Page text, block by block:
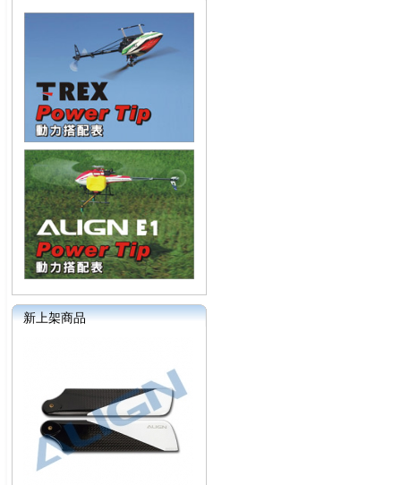
新上架商品